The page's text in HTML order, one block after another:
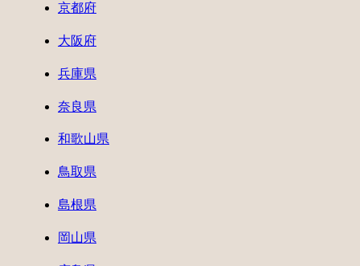
京都府
大阪府
兵庫県
奈良県
和歌山県
鳥取県
島根県
岡山県